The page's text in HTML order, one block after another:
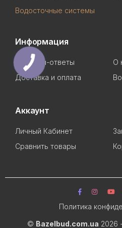
Водосточные системы
Информация
Вопросы-ответы
О
Доставка и оплата
Аккаунт
Личный Кабинет
Сравнить товары
© Bazelbud.com.ua 2026
Политика